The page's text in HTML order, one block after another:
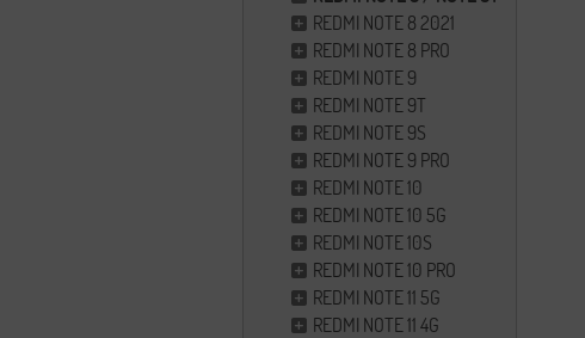
REDMI NOTE 8 2021
REDMI NOTE 8 PRO
REDMI NOTE 9
REDMI NOTE 9T
REDMI NOTE 9S
REDMI NOTE 9 PRO
REDMI NOTE 10
REDMI NOTE 10 5G
REDMI NOTE 10S
REDMI NOTE 10 PRO
REDMI NOTE 11 5G
REDMI NOTE 11 4G